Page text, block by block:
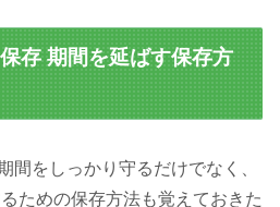
存 期間を延ばす保存方
間をしっかり守るだけでなく、
ための保存方法も覚えておきた